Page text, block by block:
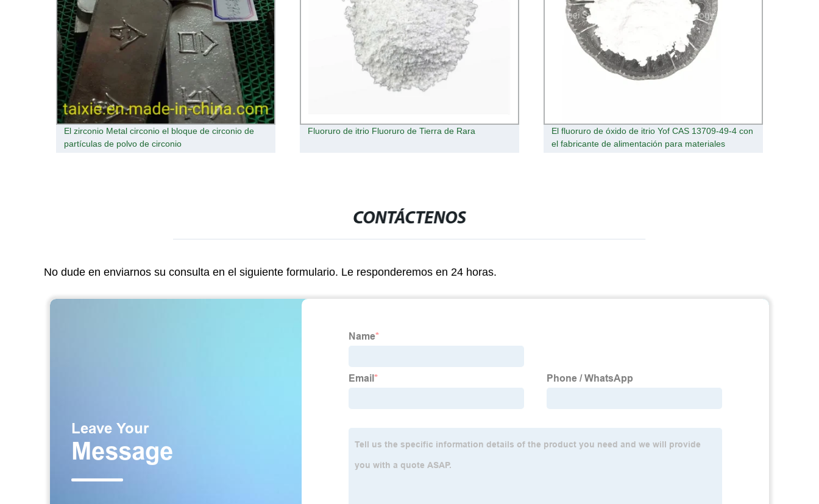
El zirconio Metal circonio el bloque de circonio de
partículas de polvo de circonio
Fluoruro de itrio Fluoruro de Tierra de Rara
El fluoruro de óxido de itrio Yof CAS 13709-49-4 con
el fabricante de alimentación para materiales
CONTÁCTENOS
No dude en enviarnos su consulta en el siguiente formulario. Le responderemos en 24 horas.